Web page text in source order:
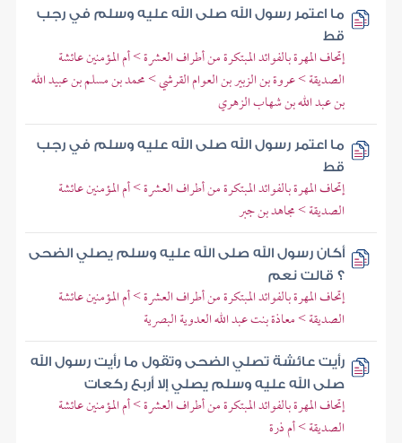
ما اعتمر رسول الله صلى الله عليه وسلم في رجب
قط
إتحاف المهرة بالفوائد المبتكرة من أطراف العشرة > أم المؤمنين عائشة
الصديقة > عروة بن الزبير بن العوام القرشي > محمد بن مسلم بن عبيد الله
بن عبد الله بن شهاب الزهري
ما اعتمر رسول الله صلى الله عليه وسلم في رجب
قط
إتحاف المهرة بالفوائد المبتكرة من أطراف العشرة > أم المؤمنين عائشة
الصديقة > مجاهد بن جبر
أكان رسول الله صلى الله عليه وسلم يصلي الضحى
؟ قالت نعم
إتحاف المهرة بالفوائد المبتكرة من أطراف العشرة > أم المؤمنين عائشة
الصديقة > معاذة بنت عبد الله العدوية البصرية
رأيت عائشة تصلي الضحى وتقول ما رأيت رسول الله
صلى الله عليه وسلم يصلي إلا أربع ركعات
إتحاف المهرة بالفوائد المبتكرة من أطراف العشرة > أم المؤمنين عائشة
الصديقة > أم ذرة